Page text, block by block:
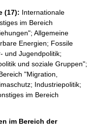
(17): Internationale
im Bereich
Allgemeine
Energien; Fossile
und Jugendpolitik;
und soziale Gruppen";
"Migration,
Industriepolitik;
im Bereich
im Bereich der